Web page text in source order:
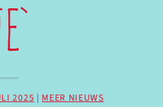
2025 | MEER NIEUWS